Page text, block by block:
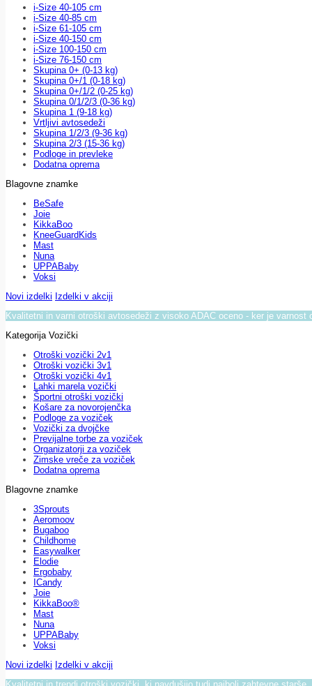
i-Size 40-105 cm
i-Size 40-85 cm
i-Size 61-105 cm
i-Size 40-150 cm
i-Size 100-150 cm
i-Size 76-150 cm
Skupina 0+ (0-13 kg)
Skupina 0+/1 (0-18 kg)
Skupina 0+/1/2 (0-25 kg)
Skupina 0/1/2/3 (0-36 kg)
Skupina 1 (9-18 kg)
Vrtljivi avtosedeži
Skupina 1/2/3 (9-36 kg)
Skupina 2/3 (15-36 kg)
Podloge in prevleke
Dodatna oprema
Blagovne znamke
BeSafe
Joie
KikkaBoo
KneeGuardKids
Mast
Nuna
UPPABaby
Voksi
Novi izdelki Izdelki v akciji
Kvalitetni in varni otroški avtosedeži z visoko ADAC oceno - ker je varnost
Kategorija Vozički
Otroški vozički 2v1
Otroški vozički 3v1
Otroški vozički 4v1
Lahki marela vozički
Športni otroški vozički
Košare za novorojenčka
Podloge za voziček
Vozički za dvojčke
Previjalne torbe za voziček
Organizatorji za voziček
Zimske vreče za voziček
Dodatna oprema
Blagovne znamke
3Sprouts
Aeromoov
Bugaboo
Childhome
Easywalker
Elodie
Ergobaby
ICandy
Joie
KikkaBoo®
Mast
Nuna
UPPABaby
Voksi
Novi izdelki Izdelki v akciji